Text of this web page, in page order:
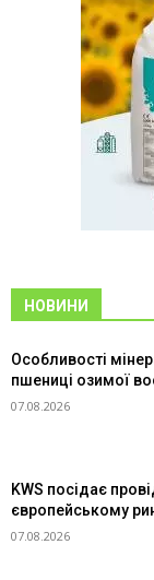
НОВИНИ
Особливості
пшениці озимої
07.08.2026
KWS посідає
європейському
07.08.2026